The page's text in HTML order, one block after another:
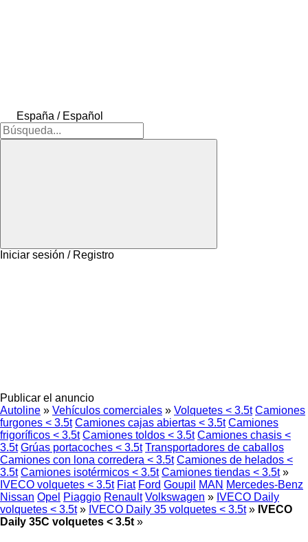
España / Español
Iniciar sesión / Registro
Publicar el anuncio
Autoline » Vehículos comerciales » Volquetes < 3.5t Camiones
furgones < 3.5t Camiones cajas abiertas < 3.5t Camiones
frigoríficos < 3.5t Camiones toldos < 3.5t Camiones chasis <
3.5t Grúas portacoches < 3.5t Transportadores de caballos
Camiones con lona corredera < 3.5t Camiones de helados <
3.5t Camiones isotérmicos < 3.5t Camiones tiendas < 3.5t »
IVECO volquetes < 3.5t Fiat Ford Goupil MAN Mercedes-Benz
Nissan Opel Piaggio Renault Volkswagen » IVECO Daily
volquetes < 3.5t » IVECO Daily 35 volquetes < 3.5t » IVECO
Daily 35C volquetes < 3.5t »